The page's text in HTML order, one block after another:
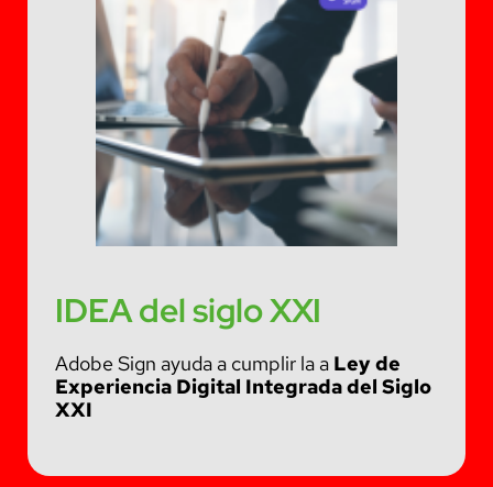
IDEA del siglo XXI
Adobe Sign ayuda a cumplir la a Ley de
Experiencia Digital Integrada del Siglo
XXI